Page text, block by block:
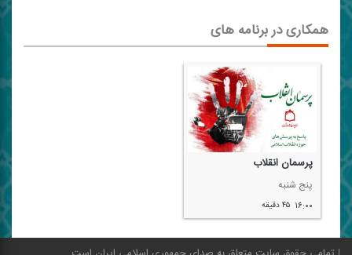
همکاری در برنامه های
پرسمان انقلاب
پنج شنبه
۱۶:۰۰ ۴۵ دقیقه